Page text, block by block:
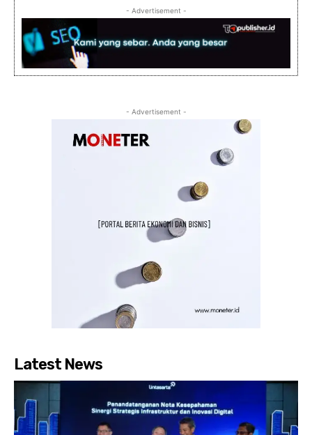
- Advertisement -
- Advertisement -
Latest News